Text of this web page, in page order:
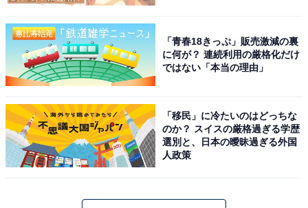
出品の時点で「選んでもらう」とするのはルール
違反
メルカリでは、購入者がまとめ売りの中から商品を選ぶ
のはいいのですが、出品者が購入者に選ばせるような出
品の仕方はルール違反になります。
メルカリが禁止行為としている「複数の商品を掲載し、
当します（オーダーメイドの場合は違反にならない）。
「青春18きっぷ」販売激減の裏
に何が？ 連続利用の厳格化だけ
ではない「本当の理由」
「移民」に冷たいのはどっちな
のか？ スイスの厳格過ぎる学歴
選別と、日本の曖昧過ぎる外国
人政策